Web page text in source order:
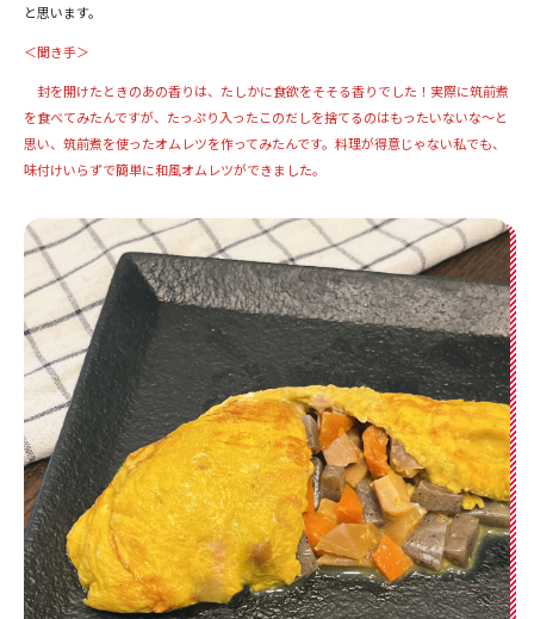
と思います。
＜聞き手＞
封を開けたときのあの香りは、たしかに食欲をそそる香りでした！実際に筑前煮
を食べてみたんですが、たっぷり入ったこのだしを捨てるのはもったいないな～と
思い、筑前煮を使ったオムレツを作ってみたんです。料理が得意じゃない私でも、
味付けいらずで簡単に和風オムレツができました。